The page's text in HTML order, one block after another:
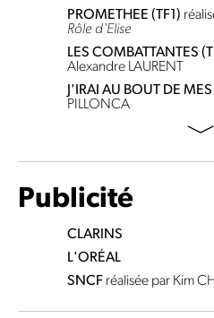
PROMETHEE (TF1)
Rôle d'Elise
LES COMBATTANTES
Alexandre LAURENT
J'IRAI AU BOUT DE MES
PILLONCA
Publicité
CLARINS
L'ORÉAL
SNCF réalisée par Kim